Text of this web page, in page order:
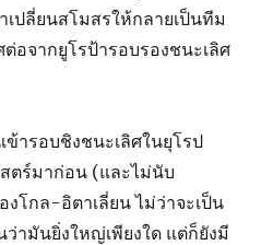
ปลี่ยนสโมสรให้กลายเป็นทีม
ต่อจากยูโรป้ารอบรองชนะเลิศ
ข้ารอบชิงชนะเลิศในยุโรป
สตร์มาก่อน (และไม่นับ
โกล-อิตาเลี่ยน ไม่ว่าจะเป็น
ามันยิ่งใหญ่เพียงใด แต่ก็ยังมี